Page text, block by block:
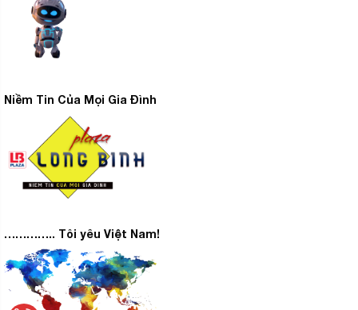
Niềm Tin Của Mọi Gia Đình
………….. Tôi yêu Việt Nam!